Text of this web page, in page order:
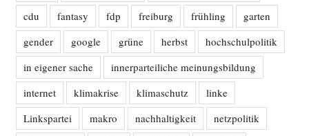
cdu
fantasy fdp freiburg frühling
garten
gender
google grüne herbst
hochschulpolitik
in eigener sache
innerparteiliche meinungsbildung
internet
klimakrise klimaschutz
linke
Linkspartei
makro nachhaltigkeit
netzpolitik